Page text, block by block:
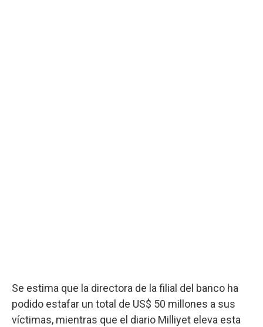
Se estima que la directora de la filial del banco ha
podido estafar un total de US$ 50 millones a sus
víctimas, mientras que el diario Milliyet eleva esta